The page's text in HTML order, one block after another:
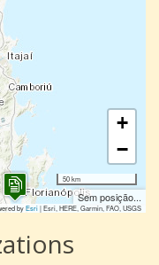
+
−
50 km
Sem posição...
byEsri|Esri, HERE, Garmin, FAO, USGS